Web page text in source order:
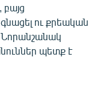
ու քրեական
Նորանշանակ
պետք է